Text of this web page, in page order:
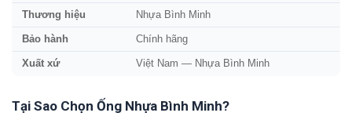
Thương hiệu Nhựa Bình Minh
Bảo hành Chính hãng
Xuất xứ Việt Nam — Nhựa Bình Minh
Tại Sao Chọn Ống Nhựa Bình Minh?